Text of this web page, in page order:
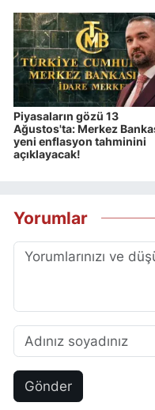
Piyasaların gözü 13
Ağustos'ta: Merkez
yeni enflasyon tahminini
açıklayacak!
Yorumlar
Gönder